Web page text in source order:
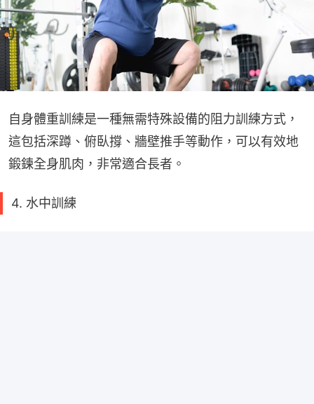
自身體重訓練是一種無需特殊設備的阻力訓練方式，
這包括深蹲、俯臥撐、牆壁推手等動作，可以有效地
鍛鍊全身肌肉，非常適合長者。
4. 水中訓練